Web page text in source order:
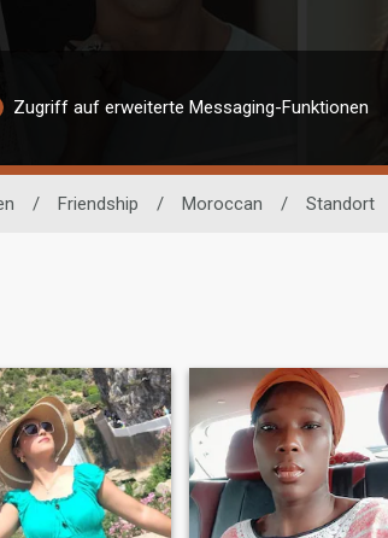
Zugriff auf erweiterte Messaging-Funktionen
/ Friendship / Moroccan / Standort